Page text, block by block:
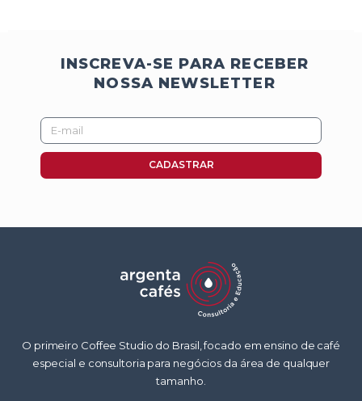
INSCREVA-SE PARA RECEBER
NOSSA NEWSLETTER
E-
mail
CADASTRAR
O primeiro Coffee Studio do Brasil, focado em ensino de café
especial e consultoria para negócios da área de qualquer
tamanho.